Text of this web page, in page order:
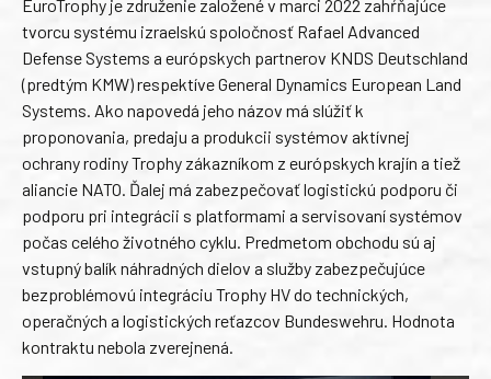
EuroTrophy je združenie založené v marci 2022 zahŕňajúce
tvorcu systému izraelskú spoločnosť Rafael Advanced
Defense Systems a európskych partnerov KNDS Deutschland
(predtým KMW) respektíve General Dynamics European Land
Systems. Ako napovedá jeho názov má slúžiť k
proponovania, predaju a produkcii systémov aktívnej
ochrany rodiny Trophy zákazníkom z európskych krajín a tiež
aliancie NATO. Ďalej má zabezpečovať logistickú podporu či
podporu pri integrácii s platformami a servisovaní systémov
počas celého životného cyklu. Predmetom obchodu sú aj
vstupný balík náhradných dielov a služby zabezpečujúce
bezproblémovú integráciu Trophy HV do technických,
operačných a logistických reťazcov Bundeswehru. Hodnota
kontraktu nebola zverejnená.